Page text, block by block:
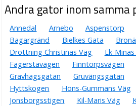
Andra gator inom samma
Annedal Arnebo Aspenstorp
Bagargränd
Bielkes Gata
Drottning Christinas Väg
Ek-
Fagerstavägen
Finntorpsvägen
Gravhagsgatan
Gruvängsgatan
Hyttskogen
Höns-Gummans Väg
Jonsborgsstigen
Kil-Maris Väg